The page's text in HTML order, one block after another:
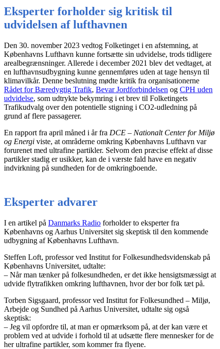
Eksperter forholder sig kritisk til
udvidelsen af lufthavnen
Den 30. november 2023 vedtog Folketinget i en afstemning, at
Københavns Lufthavn kunne fortsætte sin udvidelse, trods tidligere
arealbegrænsninger. Allerede i december 2021 blev det vedtaget, at
en lufthavnsudbygning kunne gennemføres uden at tage hensyn til
klimavilkår. Denne beslutning mødte kritik fra organisationerne
Rådet for Bæredygtig Trafik, Bevar Jordforbindelsen og CPH uden
udvidelse, som udtrykte bekymring i et brev til Folketingets
Trafikudvalg over den potentielle stigning i CO2-udledning på
grund af flere passagerer.
En rapport fra april måned i år fra DCE – Nationalt Center for Miljø
og Energi viste, at områderne omkring Københavns Lufthavn var
forurenet med ultrafine partikler. Selvom den præcise effekt af disse
partikler stadig er usikker, kan de i værste fald have en negativ
indvirkning på sundheden for de omkringboende.
Eksperter advarer
I en artikel på Danmarks Radio forholder to eksperter fra
Københavns og Aarhus Universitet sig skeptisk til den kommende
udbygning af Københavns Lufthavn.
Steffen Loft, professor ved Institut for Folkesundhedsvidenskab på
Københavns Universitet, udtalte:
– Når man tænker på folkesundheden, er det ikke hensigtsmæssigt at
udvide flytrafikken omkring lufthavnen, hvor der bor folk tæt på.
Torben Sigsgaard, professor ved Institut for Folkesundhed – Miljø,
Arbejde og Sundhed på Aarhus Universitet, udtalte sig også
skeptisk:
– Jeg vil opfordre til, at man er opmærksom på, at der kan være et
problem ved at udvide i forhold til at udsætte flere mennesker for de
her ultrafine partikler, som kommer fra flyene.